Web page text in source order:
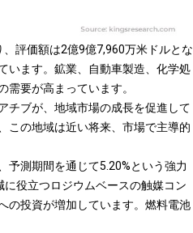
評価額は2億9億7,960万米ドルとな
います。鉱業、自動車製造、化学処
要が高まっています。
チブが、地域市場の成長を促進して
この地域は近い将来、市場で主導的
予測期間を通じて5.20%という強力
役立つロジウムベースの触媒コン
投資が増加しています。 燃料電池